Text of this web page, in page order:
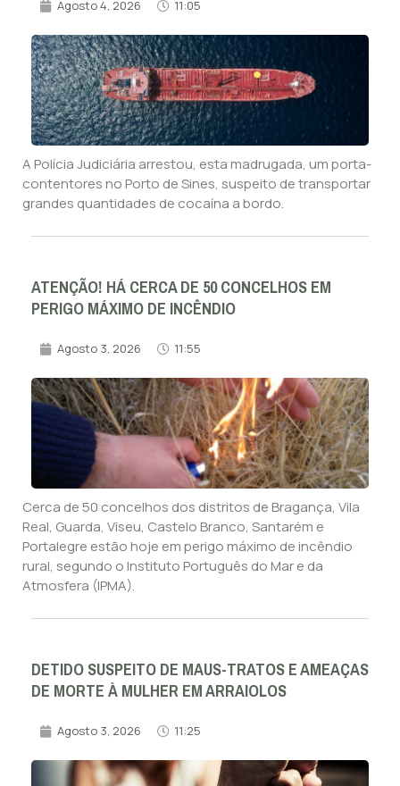
Agosto 4, 2026 11:05
A Polícia Judiciária arrestou, esta madrugada, um porta-
contentores no Porto de Sines, suspeito de transportar
grandes quantidades de cocaína a bordo.
ATENÇÃO! HÁ CERCA DE 50 CONCELHOS EM
PERIGO MÁXIMO DE INCÊNDIO
Agosto 3, 2026 11:55
Cerca de 50 concelhos dos distritos de Bragança, Vila
Real, Guarda, Viseu, Castelo Branco, Santarém e
Portalegre estão hoje em perigo máximo de incêndio
rural, segundo o Instituto Português do Mar e da
Atmosfera (IPMA).
DETIDO SUSPEITO DE MAUS-TRATOS E AMEAÇAS
DE MORTE À MULHER EM ARRAIOLOS
Agosto 3, 2026 11:25